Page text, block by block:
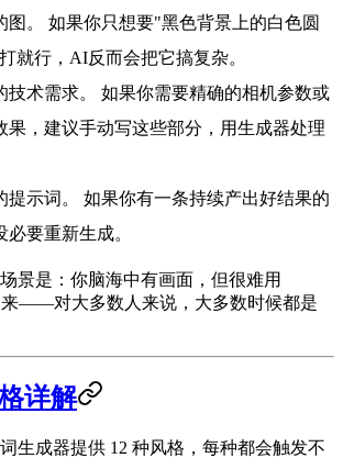
。
如果你只想要"黑色背景上的白色圆
就行，AI反而会把它搞复杂。
术需求。
如果你需要精确的相机参数或
果，建议手动写这些部分，用生成器处理
示词。
如果你有一条持续产出好结果的
必要重新生成。
景是：你脑海中有画面，但很难用
来——对大多数人来说，大多数时候都是
详解
词生成器提供 12 种风格，每种都会触发不